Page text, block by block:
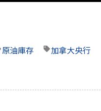
原油庫存 加拿大央行